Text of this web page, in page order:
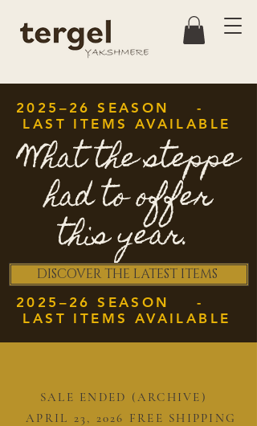
2025–26 SEASON -
LAST ITEMS AVAILABLE
What the steppe
had to offer
this year.
DISCOVER THE LATEST ITEMS
2025–26 SEASON -
LAST ITEMS AVAILABLE
SALE ENDED (ARCHIVE)
APRIL 23, 2026 FREE SHIPPING